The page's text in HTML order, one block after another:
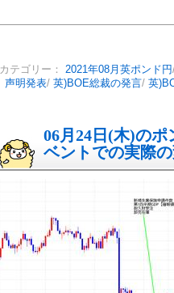
カテゴリー： 2021年08月英ポンド円
声明発表/ 英)BOE総裁の発言/ 英
06月24日(木)の
ベントでの実際